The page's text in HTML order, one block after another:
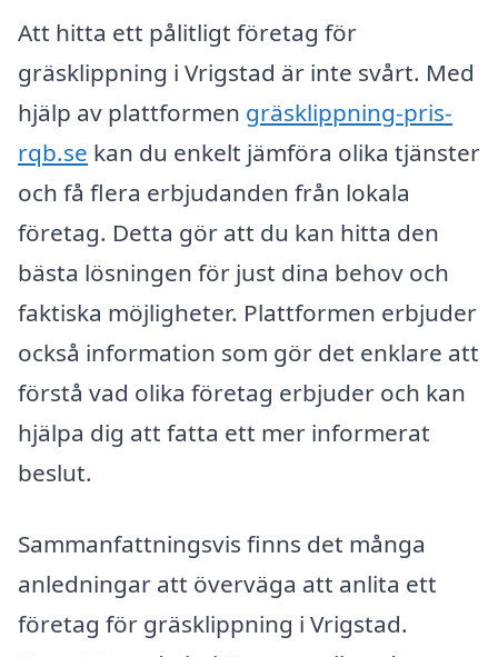
Att hitta ett pålitligt företag för
gräsklippning i Vrigstad är inte svårt. Med
hjälp av plattformen gräsklippning-pris-
rqb.se kan du enkelt jämföra olika tjänster
och få flera erbjudanden från lokala
företag. Detta gör att du kan hitta den
bästa lösningen för just dina behov och
faktiska möjligheter. Plattformen erbjuder
också information som gör det enklare att
förstå vad olika företag erbjuder och kan
hjälpa dig att fatta ett mer informerat
beslut.
Sammanfattningsvis finns det många
anledningar att överväga att anlita ett
företag för gräsklippning i Vrigstad.